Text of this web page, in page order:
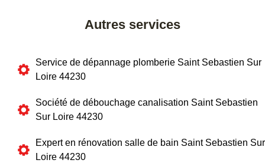
Autres services
Service de dépannage plomberie Saint Sebastien Sur
Loire 44230
Société de débouchage canalisation Saint Sebastien
Sur Loire 44230
Expert en rénovation salle de bain Saint Sebastien Sur
Loire 44230